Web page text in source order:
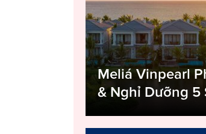
Meliá Vinpearl
& Nghỉ Dưỡng 5